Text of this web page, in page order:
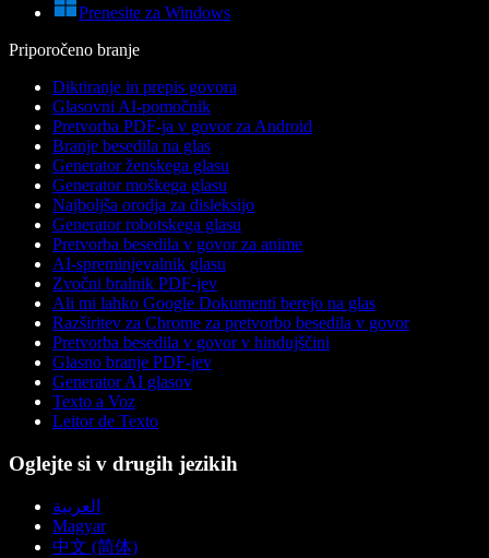
Prenesite za Windows
Priporočeno branje
Diktiranje in prepis govora
Glasovni AI-pomočnik
Pretvorba PDF-ja v govor za Android
Branje besedila na glas
Generator ženskega glasu
Generator moškega glasu
Najboljša orodja za disleksijo
Generator robotskega glasu
Pretvorba besedila v govor za anime
AI-spreminjevalnik glasu
Zvočni bralnik PDF-jev
Ali mi lahko Google Dokumenti berejo na glas
Razširitev za Chrome za pretvorbo besedila v govor
Pretvorba besedila v govor v hindujščini
Glasno branje PDF-jev
Generator AI glasov
Texto a Voz
Leitor de Texto
Oglejte si v drugih jezikih
العربية
Magyar
中文 (简体)